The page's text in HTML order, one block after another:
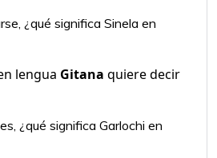
¿qué significa Sinela en
lengua Gitana quiere decir
¿qué significa Garlochi en